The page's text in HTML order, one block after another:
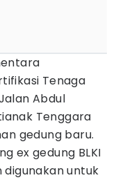
Tenaga
Abdul
Tenggara
gedung baru.
ex gedung BLKI
digunakan untuk